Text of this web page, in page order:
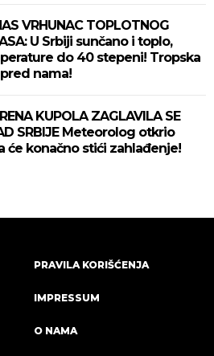
VRHUNAC TOPLOTNOG
U Srbiji sunčano i toplo,
do 40 stepeni! Tropska
nama!
KUPOLA ZAGLAVILA SE
SRBIJE Meteorolog otkrio
će konačno stići zahlađenje!
PRAVILA KORIŠĆENJA
IMPRESSUM
O NAMA